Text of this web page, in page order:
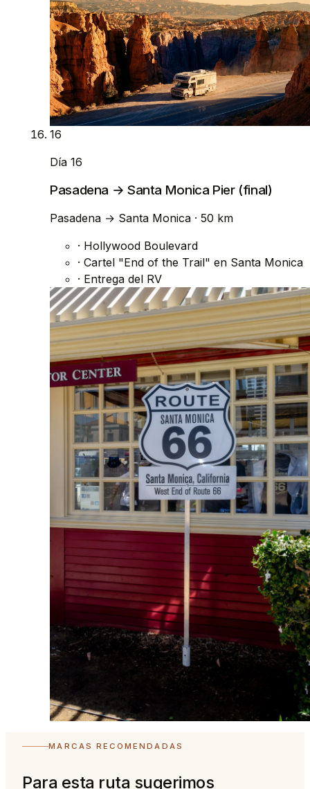
16
Día 16
Pasadena → Santa Monica Pier (final)
Pasadena → Santa Monica · 50 km
· Hollywood Boulevard
· Cartel "End of the Trail" en Santa Monica
· Entrega del RV
MARCAS RECOMENDADAS
Para esta ruta sugerimos